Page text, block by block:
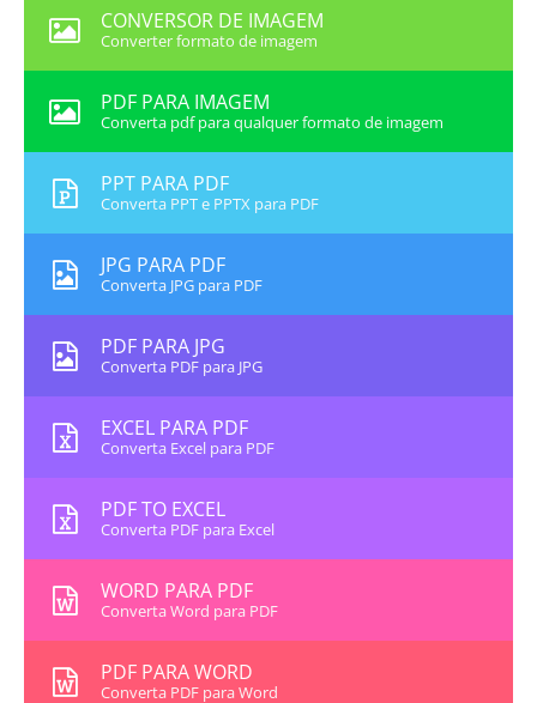
CONVERSOR DE IMAGEM
Converter formato de imagem
PDF PARA IMAGEM
Converta pdf para qualquer formato de imagem
PPT PARA PDF
Converta PPT e PPTX para PDF
JPG PARA PDF
Converta JPG para PDF
PDF PARA JPG
Converta PDF para JPG
EXCEL PARA PDF
Converta Excel para PDF
PDF TO EXCEL
Converta PDF para Excel
WORD PARA PDF
Converta Word para PDF
PDF PARA WORD
Converta PDF para Word